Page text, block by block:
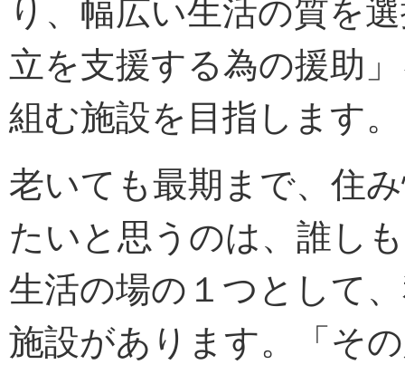
り、幅広い生活の質を
立を支援する為の援助
組む施設を目指します。
老いても最期まで、住
たいと思うのは、誰し
生活の場の１つとして
施設があります。「そ